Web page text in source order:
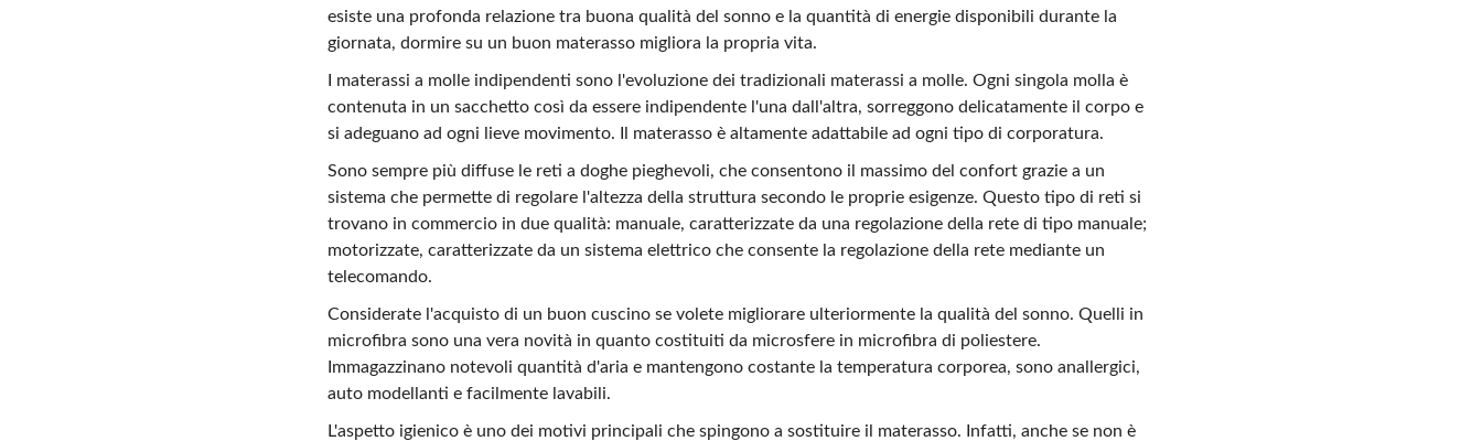
esiste una profonda relazione tra buona qualità del sonno e la quantità di energie disponibili durante la
giornata, dormire su un buon materasso migliora la propria vita.
I materassi a molle indipendenti sono l'evoluzione dei tradizionali materassi a molle. Ogni singola molla è
contenuta in un sacchetto così da essere indipendente l'una dall'altra, sorreggono delicatamente il corpo e
si adeguano ad ogni lieve movimento. Il materasso è altamente adattabile ad ogni tipo di corporatura.
Sono sempre più diffuse le reti a doghe pieghevoli, che consentono il massimo del confort grazie a un
sistema che permette di regolare l'altezza della struttura secondo le proprie esigenze. Questo tipo di reti si
trovano in commercio in due qualità: manuale, caratterizzate da una regolazione della rete di tipo manuale;
motorizzate, caratterizzate da un sistema elettrico che consente la regolazione della rete mediante un
telecomando.
Considerate l'acquisto di un buon cuscino se volete migliorare ulteriormente la qualità del sonno. Quelli in
microfibra sono una vera novità in quanto costituiti da microsfere in microfibra di poliestere.
Immagazzinano notevoli quantità d'aria e mantengono costante la temperatura corporea, sono anallergici,
auto modellanti e facilmente lavabili.
L'aspetto igienico è uno dei motivi principali che spingono a sostituire il materasso. Infatti, anche se non è